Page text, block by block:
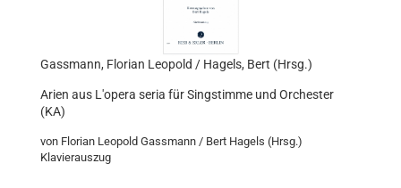
Gassmann, Florian Leopold / Hagels, Bert (Hrsg.)
Arien aus L'opera seria für Singstimme und Orchester
(KA)
von Florian Leopold Gassmann / Bert Hagels (Hrsg.)
Klavierauszug